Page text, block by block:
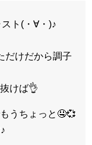
ト(・∀・)♪
だけだから調子
けば👌
うちょっと🤤💞